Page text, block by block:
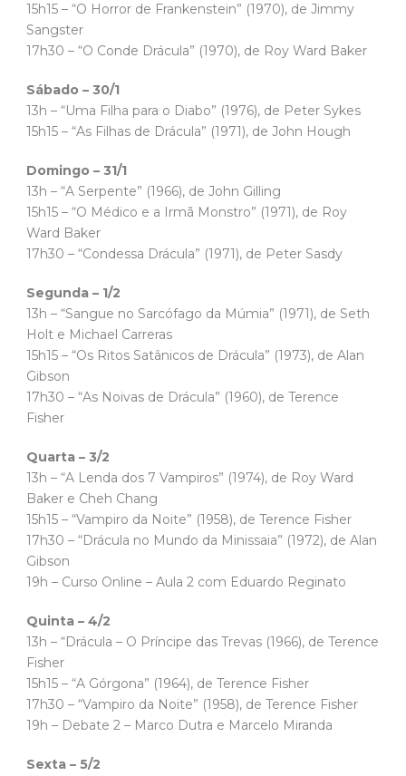
15h15 – “O Horror de Frankenstein” (1970), de Jimmy
Sangster
17h30 – “O Conde Drácula” (1970), de Roy Ward Baker
Sábado – 30/1
13h – “Uma Filha para o Diabo” (1976), de Peter Sykes
15h15 – “As Filhas de Drácula” (1971), de John Hough
Domingo – 31/1
13h – “A Serpente” (1966), de John Gilling
15h15 – “O Médico e a Irmã Monstro” (1971), de Roy
Ward Baker
17h30 – “Condessa Drácula” (1971), de Peter Sasdy
Segunda – 1/2
13h – “Sangue no Sarcófago da Múmia” (1971), de Seth
Holt e Michael Carreras
15h15 – “Os Ritos Satânicos de Drácula” (1973), de Alan
Gibson
17h30 – “As Noivas de Drácula” (1960), de Terence
Fisher
Quarta – 3/2
13h – “A Lenda dos 7 Vampiros” (1974), de Roy Ward
Baker e Cheh Chang
15h15 – “Vampiro da Noite” (1958), de Terence Fisher
17h30 – “Drácula no Mundo da Minissaia” (1972), de Alan
Gibson
19h – Curso Online – Aula 2 com Eduardo Reginato
Quinta – 4/2
13h – “Drácula – O Príncipe das Trevas (1966), de Terence
Fisher
15h15 – “A Górgona” (1964), de Terence Fisher
17h30 – “Vampiro da Noite” (1958), de Terence Fisher
19h – Debate 2 – Marco Dutra e Marcelo Miranda
Sexta – 5/2